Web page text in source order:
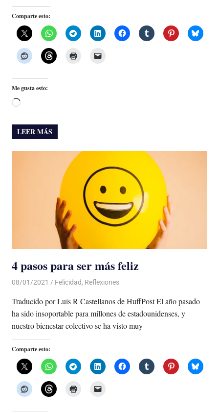
Comparte esto:
Me gusta esto:
Cargando...
LEER MÁS
4 pasos para ser más feliz
08/01/2021 De todo un Poco
Felicidad, Reflexiones
Traducido por Luis R Castellanos de HuffPost El año pasado
ha sido insoportable para millones de estadounidenses, y
nuestro bienestar colectivo se ha visto muy
Comparte esto: